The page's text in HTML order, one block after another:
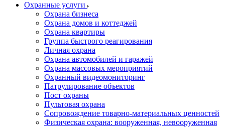
Охранные услуги
Охрана бизнеса
Охрана домов и коттеджей
Охрана квартиры
Группа быстрого реагирования
Личная охрана
Охрана автомобилей и гаражей
Охрана массовых мероприятий
Охранный видеомониторинг
Патрулирование объектов
Пост охраны
Пультовая охрана
Сопровождение товарно-материальных ценностей
Физическая охрана: вооруженная, невооруженная